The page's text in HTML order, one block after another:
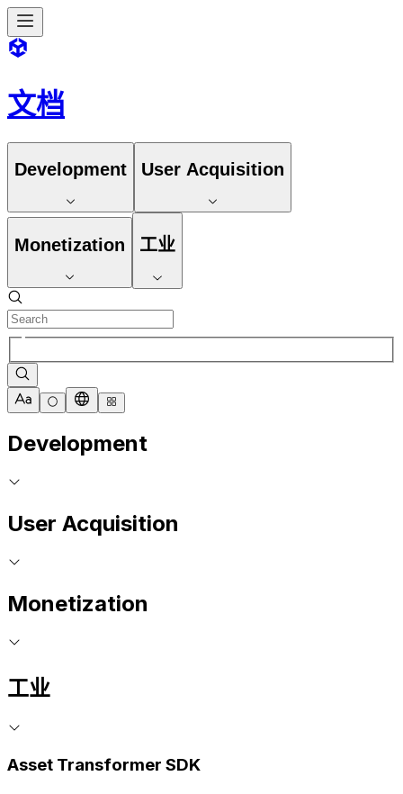
文档
Development User Acquisition
Monetization 工业
Development
User Acquisition
Monetization
工业
Asset Transformer SDK